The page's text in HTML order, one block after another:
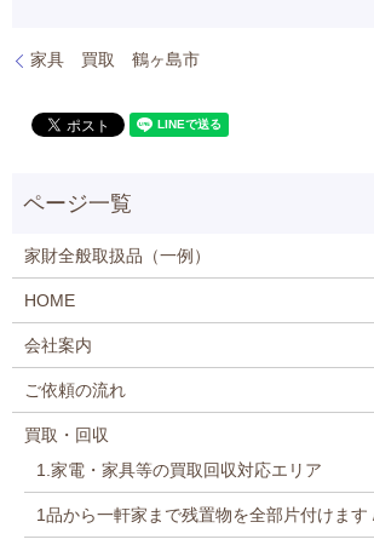
家具 買取 鶴ヶ島市
家財全般取扱品（一例）
HOME
会社案内
ご依頼の流れ
買取・回収
1.家電・家具等の買取回収対応エリア
1品から一軒家まで残置物を全部片付けます